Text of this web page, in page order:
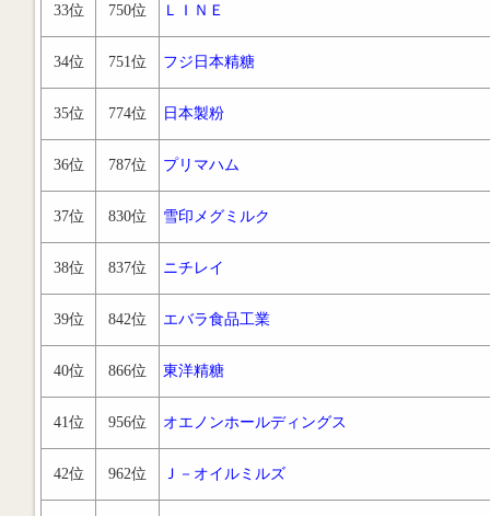
33位 750位 ＬＩＮＥ
34位 751位 フジ日本精糖
35位 774位 日本製粉
36位 787位 プリマハム
37位 830位 雪印メグミルク
38位 837位 ニチレイ
39位 842位 エバラ食品工業
40位 866位 東洋精糖
41位 956位 オエノンホールディングス
42位 962位 Ｊ－オイルミルズ